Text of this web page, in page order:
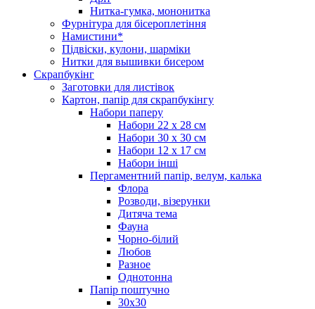
Нитка-гумка, мононитка
Фурнітура для бісероплетіння
Намистини*
Підвіски, кулони, шарміки
Нитки для вышивки бисером
Скрапбукінг
Заготовки для листівок
Картон, папір для скрапбукінгу
Набори паперу
Набори 22 х 28 см
Набори 30 х 30 см
Набори 12 х 17 см
Набори інші
Пергаментний папір, велум, калька
Флора
Розводи, візерунки
Дитяча тема
Фауна
Чорно-білий
Любов
Разное
Однотонна
Папір поштучно
30х30